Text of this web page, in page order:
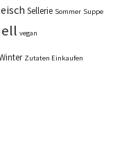
Sellerie Sommer Suppe
vegan
Zutaten Einkaufen